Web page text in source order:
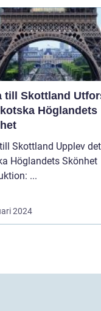
Skottland Utforska
Höglandets
Upplev det
Höglandets Skönhet
Introduktion: ...
2024